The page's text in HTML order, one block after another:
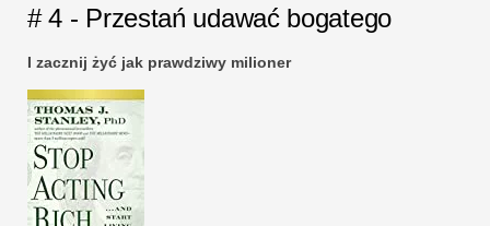
# 4 - Przestań udawać bogatego
I zacznij żyć jak prawdziwy milioner